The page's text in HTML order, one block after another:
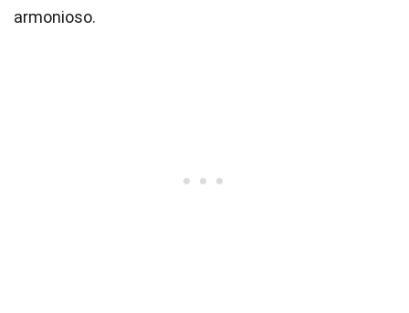
armonioso.